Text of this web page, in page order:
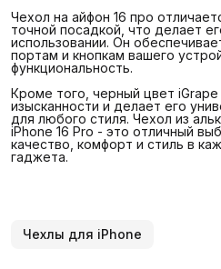
Чехол на айфон 16 про
точной посадкой, что делает
использовании. Он
портам и кнопкам вашего
функциональность.
Кроме того, черный цвет
изысканности и делает его
для любого стиля. Чехол из
iPhone 16 Pro - это отличный
качество, комфорт и стиль в
гаджета.
Чехлы для iPhone